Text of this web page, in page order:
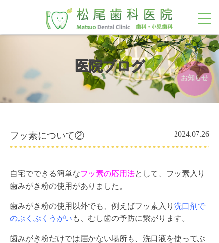
お知らせ
医院ブログ
フッ素について② 2024.07.26
自宅でできる簡単なフッ素の応用法として、フッ素入り
歯みがき粉の使用がありました。
歯みがき粉の使用以外でも、例えばフッ素入り 洗口剤で
のぶくぶくうがい も、むし歯の予防に繋がります。
歯みがき粉だけでは届かない場所も、洗口液を使ってぶ